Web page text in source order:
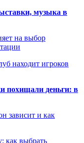
музыка в
на выбор
находит игроков
похищали деньги: в
зависит и как
как выбрать